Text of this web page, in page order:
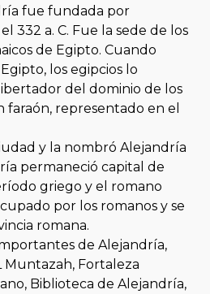
fue fundada por
332 a. C. Fue la sede de los
de Egipto. Cuando
los egipcios lo
del dominio de los
faraón, representado en el
y la nombró Alejandría
permaneció capital de
griego y el romano
por los romanos y se
romana.
de Alejandría,
Muntazah, Fortaleza
Biblioteca de Alejandría,